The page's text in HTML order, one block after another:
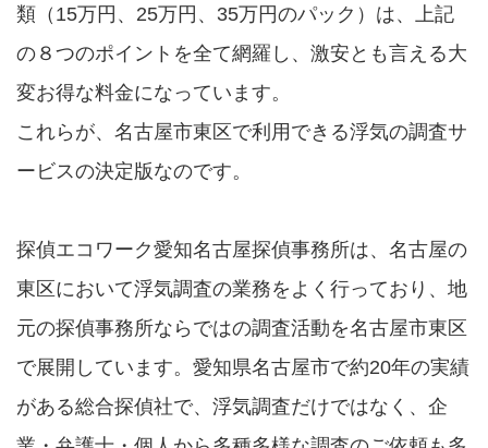
類（15万円、25万円、35万円のパック）は、上記
の８つのポイントを全て網羅し、激安とも言える大
変お得な料金になっています。
これらが、名古屋市東区で利用できる浮気の調査サ
ービスの決定版なのです。
探偵エコワーク愛知名古屋探偵事務所は、名古屋の
東区において浮気調査の業務をよく行っており、地
元の探偵事務所ならではの調査活動を名古屋市東区
で展開しています。愛知県名古屋市で約20年の実績
がある総合探偵社で、浮気調査だけではなく、企